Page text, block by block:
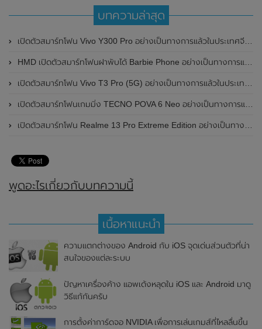
บทความล่าสุด
เปิดตัวสมาร์ทโฟน Vivo Y300 Pro อย่างเป็นทางการแล้วในประเทศจีน มาพร้อมดีไซน์พรีเมี่ยม ทนทาน และแบตเตอรี่สุดอึดขนาดใหญ่ 6,500mAh พร้อมรองรับการชาร์จไว 80W
HMD เปิดตัวสมาร์ทโฟนฝาพับได้ Barbie Phone อย่างเป็นทางการแล้ว มาพร้อมธีมสีชมพูสดใส
เปิดตัวสมาร์ทโฟน Vivo T3 Pro (5G) อย่างเป็นทางการแล้วในประเทศอินเดีย
เปิดตัวสมาร์ทโฟนเกมมิ่ง TECNO POVA 6 Neo อย่างเป็นทางการแล้วในประเทศไทย ในราคา 8,499 บาท
เปิดตัวสมาร์ทโฟน Realme 13 Pro Extreme Edition อย่างเป็นทางการแล้วในประเทศจีน
พูดอะไรเกี่ยวกับบทความนี้
เนื้อหาแนะนำ
ความแตกต่างของ Android กับ iOS จุดเด่นส่วนตัวที่น่า
สนใจของแต่ละระบบ
ปัญหาเครื่องค้าง แอพเด้งหลุดใน iOS และ Android มาดู
วิธีแก้กันครับ
การตั้งค่าการ์ดจอ NVIDIA เพื่อการเล่นเกมส์ที่ไหลลื่นขึ้น